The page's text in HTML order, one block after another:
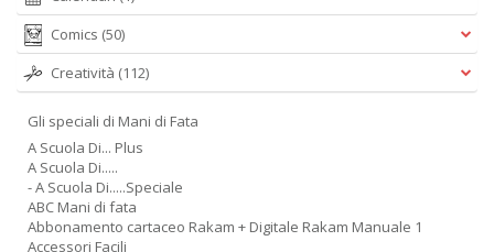
Comics (50)
Creatività (112)
Gli speciali di Mani di Fata
A Scuola Di... Plus
A Scuola Di.....
- A Scuola Di.....Speciale
ABC Mani di fata
Abbonamento cartaceo Rakam + Digitale Rakam Manuale 1
Accessori Facili